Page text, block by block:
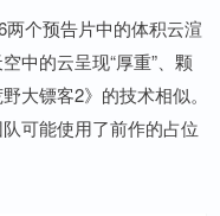
个预告片中的体积云渲
中的云呈现“厚重”、颗
大镖客2》的技术相似。
可能使用了前作的占位